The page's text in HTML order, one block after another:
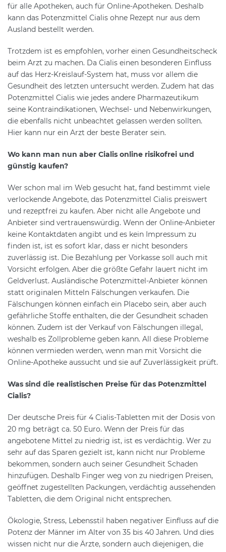
für alle Apotheken, auch für Online-Apotheken. Deshalb
kann das Potenzmittel Cialis ohne Rezept nur aus dem
Ausland bestellt werden.
Trotzdem ist es empfohlen, vorher einen Gesundheitscheck
beim Arzt zu machen. Da Cialis einen besonderen Einfluss
auf das Herz-Kreislauf-System hat, muss vor allem die
Gesundheit des letzten untersucht werden. Zudem hat das
Potenzmittel Cialis wie jedes andere Pharmazeutikum
seine Kontraindikationen, Wechsel- und Nebenwirkungen,
die ebenfalls nicht unbeachtet gelassen werden sollten.
Hier kann nur ein Arzt der beste Berater sein.
Wo kann man nun aber Cialis online risikofrei und
günstig kaufen?
Wer schon mal im Web gesucht hat, fand bestimmt viele
verlockende Angebote, das Potenzmittel Cialis preiswert
und rezeptfrei zu kaufen. Aber nicht alle Angebote und
Anbieter sind vertrauenswürdig. Wenn der Online-Anbieter
keine Kontaktdaten angibt und es kein Impressum zu
finden ist, ist es sofort klar, dass er nicht besonders
zuverlässig ist. Die Bezahlung per Vorkasse soll auch mit
Vorsicht erfolgen. Aber die größte Gefahr lauert nicht im
Geldverlust. Ausländische Potenzmittel-Anbieter können
statt originalen Mitteln Fälschungen verkaufen. Die
Fälschungen können einfach ein Placebo sein, aber auch
gefährliche Stoffe enthalten, die der Gesundheit schaden
können. Zudem ist der Verkauf von Fälschungen illegal,
weshalb es Zollprobleme geben kann. All diese Probleme
können vermieden werden, wenn man mit Vorsicht die
Online-Apotheke aussucht und sie auf Zuverlässigkeit prüft.
Was sind die realistischen Preise für das Potenzmittel
Cialis?
Der deutsche Preis für 4 Cialis-Tabletten mit der Dosis von
20 mg beträgt ca. 50 Euro. Wenn der Preis für das
angebotene Mittel zu niedrig ist, ist es verdächtig. Wer zu
sehr auf das Sparen gezielt ist, kann nicht nur Probleme
bekommen, sondern auch seiner Gesundheit Schaden
hinzufügen. Deshalb Finger weg von zu niedrigen Preisen,
geöffnet zugestellten Packungen, verdächtig aussehenden
Tabletten, die dem Original nicht entsprechen.
Ökologie, Stress, Lebensstil haben negativer Einfluss auf die
Potenz der Männer im Alter von 35 bis 40 Jahren. Und dies
wissen nicht nur die Ärzte, sondern auch diejenigen, die